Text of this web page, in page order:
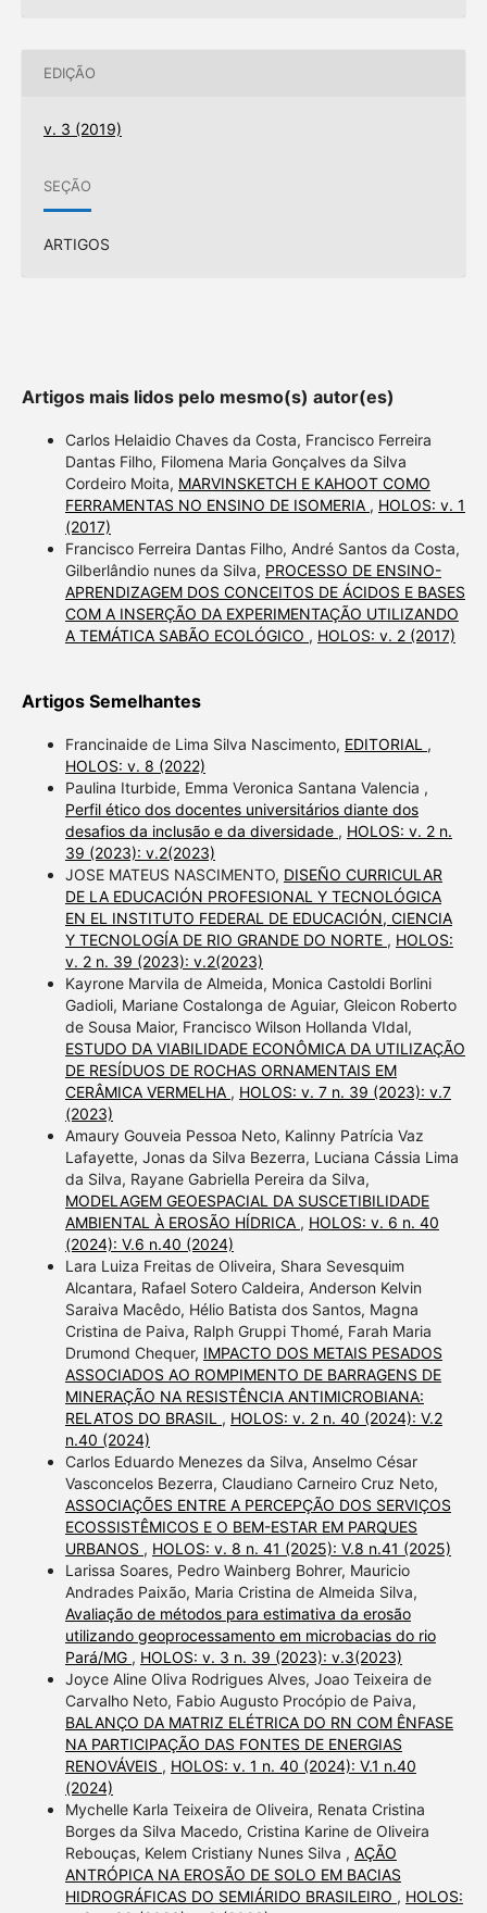
EDIÇÃO
v. 3 (2019)
SEÇÃO
ARTIGOS
Artigos mais lidos pelo mesmo(s) autor(es)
Carlos Helaidio Chaves da Costa, Francisco Ferreira
Dantas Filho, Filomena Maria Gonçalves da Silva
Cordeiro Moita, MARVINSKETCH E KAHOOT COMO
FERRAMENTAS NO ENSINO DE ISOMERIA , HOLOS: v. 1
(2017)
Francisco Ferreira Dantas Filho, André Santos da Costa,
Gilberlândio nunes da Silva, PROCESSO DE ENSINO-
APRENDIZAGEM DOS CONCEITOS DE ÁCIDOS E BASES
COM A INSERÇÃO DA EXPERIMENTAÇÃO UTILIZANDO
A TEMÁTICA SABÃO ECOLÓGICO , HOLOS: v. 2 (2017)
Artigos Semelhantes
Francinaide de Lima Silva Nascimento, EDITORIAL ,
HOLOS: v. 8 (2022)
Paulina Iturbide, Emma Veronica Santana Valencia ,
Perfil ético dos docentes universitários diante dos
desafios da inclusão e da diversidade , HOLOS: v. 2 n.
39 (2023): v.2(2023)
JOSE MATEUS NASCIMENTO, DISEÑO CURRICULAR
DE LA EDUCACIÓN PROFESIONAL Y TECNOLÓGICA
EN EL INSTITUTO FEDERAL DE EDUCACIÓN, CIENCIA
Y TECNOLOGÍA DE RIO GRANDE DO NORTE , HOLOS:
v. 2 n. 39 (2023): v.2(2023)
Kayrone Marvila de Almeida, Monica Castoldi Borlini
Gadioli, Mariane Costalonga de Aguiar, Gleicon Roberto
de Sousa Maior, Francisco Wilson Hollanda VIdal,
ESTUDO DA VIABILIDADE ECONÔMICA DA UTILIZAÇÃO
DE RESÍDUOS DE ROCHAS ORNAMENTAIS EM
CERÂMICA VERMELHA , HOLOS: v. 7 n. 39 (2023): v.7
(2023)
Amaury Gouveia Pessoa Neto, Kalinny Patrícia Vaz
Lafayette, Jonas da Silva Bezerra, Luciana Cássia Lima
da Silva, Rayane Gabriella Pereira da Silva,
MODELAGEM GEOESPACIAL DA SUSCETIBILIDADE
AMBIENTAL À EROSÃO HÍDRICA , HOLOS: v. 6 n. 40
(2024): V.6 n.40 (2024)
Lara Luiza Freitas de Oliveira, Shara Sevesquim
Alcantara, Rafael Sotero Caldeira, Anderson Kelvin
Saraiva Macêdo, Hélio Batista dos Santos, Magna
Cristina de Paiva, Ralph Gruppi Thomé, Farah Maria
Drumond Chequer, IMPACTO DOS METAIS PESADOS
ASSOCIADOS AO ROMPIMENTO DE BARRAGENS DE
MINERAÇÃO NA RESISTÊNCIA ANTIMICROBIANA:
RELATOS DO BRASIL , HOLOS: v. 2 n. 40 (2024): V.2
n.40 (2024)
Carlos Eduardo Menezes da Silva, Anselmo César
Vasconcelos Bezerra, Claudiano Carneiro Cruz Neto,
ASSOCIAÇÕES ENTRE A PERCEPÇÃO DOS SERVIÇOS
ECOSSISTÊMICOS E O BEM-ESTAR EM PARQUES
URBANOS , HOLOS: v. 8 n. 41 (2025): V.8 n.41 (2025)
Larissa Soares, Pedro Wainberg Bohrer, Mauricio
Andrades Paixão, Maria Cristina de Almeida Silva,
Avaliação de métodos para estimativa da erosão
utilizando geoprocessamento em microbacias do rio
Pará/MG , HOLOS: v. 3 n. 39 (2023): v.3(2023)
Joyce Aline Oliva Rodrigues Alves, Joao Teixeira de
Carvalho Neto, Fabio Augusto Procópio de Paiva,
BALANÇO DA MATRIZ ELÉTRICA DO RN COM ÊNFASE
NA PARTICIPAÇÃO DAS FONTES DE ENERGIAS
RENOVÁVEIS , HOLOS: v. 1 n. 40 (2024): V.1 n.40
(2024)
Mychelle Karla Teixeira de Oliveira, Renata Cristina
Borges da Silva Macedo, Cristina Karine de Oliveira
Rebouças, Kelem Cristiany Nunes Silva , AÇÃO
ANTRÓPICA NA EROSÃO DE SOLO EM BACIAS
HIDROGRÁFICAS DO SEMIÁRIDO BRASILEIRO , HOLOS: